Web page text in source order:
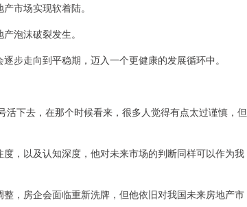
市场实现软着陆。
泡沫破裂发生。
步走向到平稳期，迈入一个更健康的发展循环中。
下去，在那个时候看来，很多人觉得有点太过谨慎，但
，以及认知深度，他对未来市场的判断同样可以作为我
，房企会面临重新洗牌，但他依旧对我国未来房地产市